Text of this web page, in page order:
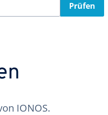
Prüfen
IONOS.